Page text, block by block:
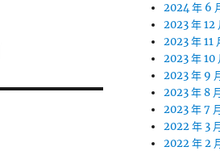
2024 年 6
2023 年 12
2023 年 11
2023 年 10
2023 年 9
2023 年 8
2023 年 7
2022 年 3
2022 年 2